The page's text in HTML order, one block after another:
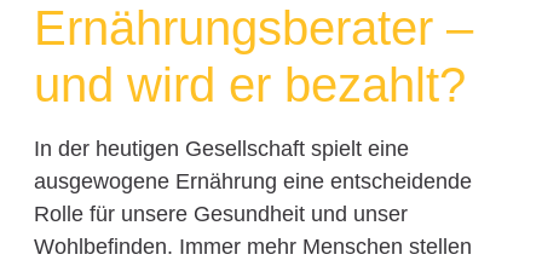
Ernährungsberater –
und wird er bezahlt?
In der heutigen Gesellschaft spielt eine
ausgewogene Ernährung eine entscheidende
Rolle für unsere Gesundheit und unser
Wohlbefinden. Immer mehr Menschen stellen